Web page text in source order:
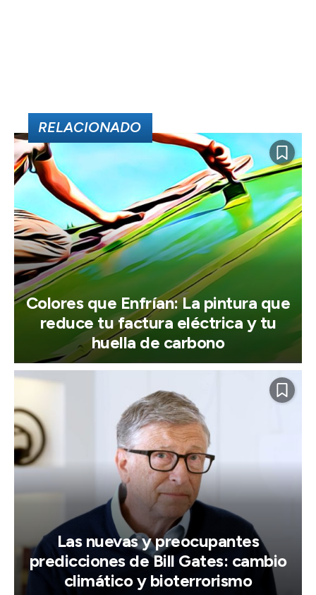
RELACIONADO
Colores que Enfrían: La pintura que
reduce tu factura eléctrica y tu
huella de carbono
Las nuevas y preocupantes
predicciones de Bill Gates: cambio
climático y bioterrorismo